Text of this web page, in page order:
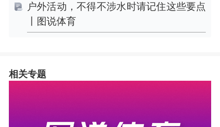
户外活动，不得不涉水时请记住这些要点
丨图说体育
相关专题